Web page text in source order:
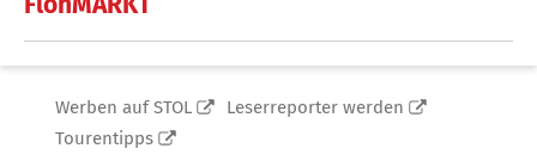
Werben auf STOL
Leserreporter werden
Tourentipps